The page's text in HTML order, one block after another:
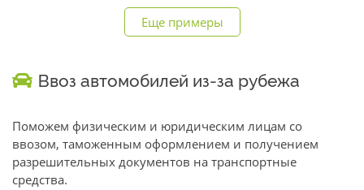
Еще примеры
Ввоз автомобилей из-за рубежа
Поможем физическим и юридическим лицам со
ввозом, таможенным оформлением и получением
разрешительных документов на транспортные
средства.